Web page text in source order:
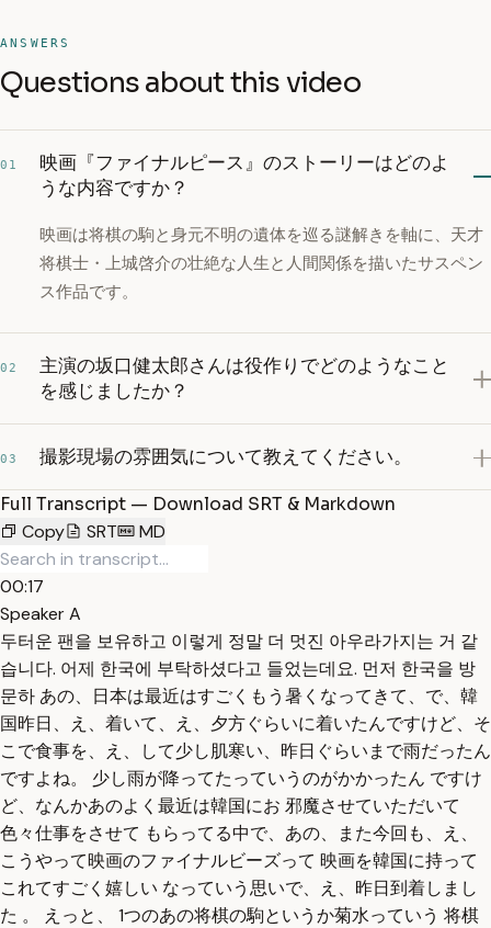
ANSWERS
Questions about this video
01
映画『ファイナルピース』のストーリーはどのよ
うな内容ですか？
映画は将棋の駒と身元不明の遺体を巡る謎解きを軸に、天才
将棋士・上城啓介の壮絶な人生と人間関係を描いたサスペン
ス作品です。
02
主演の坂口健太郎さんは役作りでどのようなこと
を感じましたか？
03 撮影現場の雰囲気について教えてください。
Full Transcript — Download SRT & Markdown
Copy
SRT MD
00:17
Speaker A
두터운 팬을 보유하고 이렇게 정말 더 멋진 아우라가지는 거 같
습니다. 어제 한국에 부탁하셨다고 들었는데요. 먼저 한국을 방
문하 あの、日本は最近はすごくもう暑くなってきて、で、韓
国昨日、え、着いて、え、夕方ぐらいに着いたんですけど、そ
こで食事を、え、して少し肌寒い、昨日ぐらいまで雨だったん
ですよね。 少し雨が降ってたっていうのがかかったん ですけ
ど、なんかあのよく最近は韓国にお 邪魔させていただいて
色々仕事をさせて もらってる中で、あの、また今回も、え、
こうやって映画のファイナルビーズって 映画を韓国に持って
これてすごく嬉しい なっていう思いで、え、昨日到着しまし
た 。 えっと、 1つのあの将棋の駒というか菊水っていう 将棋